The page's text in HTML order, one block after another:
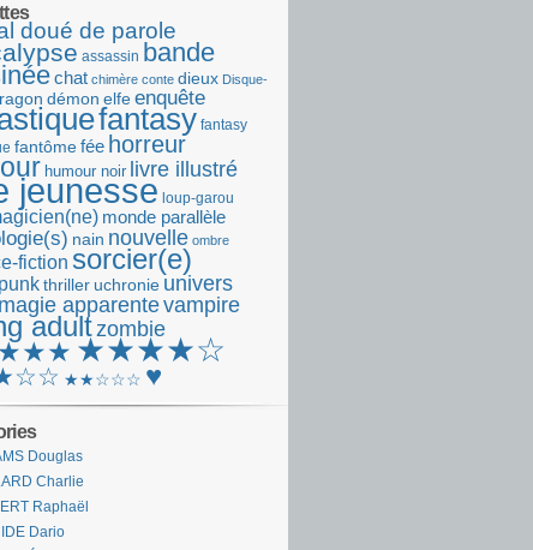
doué de parole
assassin bande
chat chimère conte dieux Disque-
démon elfeenquête
fantasy fantasy
fantômefée horreur
humour noir livre illustré
jeunesse loup-garou
monde parallèle
nain nouvelle ombre
fiction sorcier(e)
thriller uchronie univers
apparentevampire
adultzombie
★★★★☆
★★☆☆☆ ♥
Douglas
Charlie
Raphaël
Dario